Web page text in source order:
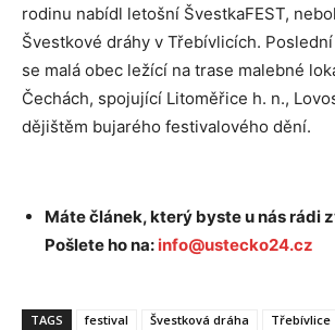
rodinu nabídl letošní ŠvestkaFEST,
Švestkové dráhy v Třebívlicích.
se malá obec ležící na trase malebné
Čechách, spojující Litoměřice h. n.,
dějištěm bujarého festivalového dění.
Máte článek, který byste u nás rádi
Pošlete ho na: info@ustecko24.cz
TAGS festival Švestková dráha Třebívlice